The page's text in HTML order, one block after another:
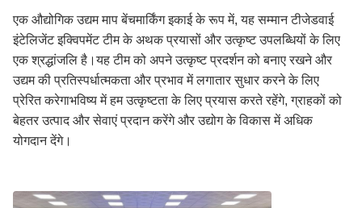
एक औद्योगिक उद्यम माप बेंचमार्किंग इकाई के रूप में, यह सम्मान टीजेडवाई
इंटेलिजेंट इक्विपमेंट टीम के अथक प्रयासों और उत्कृष्ट उपलब्धियों के लिए
एक श्रद्धांजलि है।यह टीम को अपने उत्कृष्ट प्रदर्शन को बनाए रखने और
उद्यम की प्रतिस्पर्धात्मकता और प्रभाव में लगातार सुधार करने के लिए
प्रेरित करेगाभविष्य में हम उत्कृष्टता के लिए प्रयास करते रहेंगे, ग्राहकों को
बेहतर उत्पाद और सेवाएं प्रदान करेंगे और उद्योग के विकास में अधिक
योगदान देंगे।